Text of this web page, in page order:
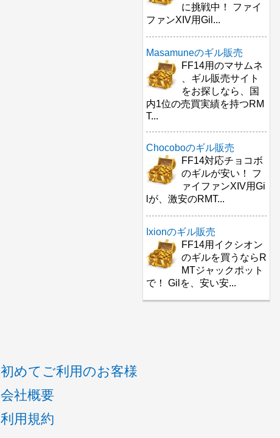
に挑戦中！ ファイ
ファンXIV用Gil...
Masamuneのギル販売
FF14用のマサムネ
、ギル販売サイト
をお探しなら、国
内1位の売買実績を持つRM
T...
Chocoboのギル販売
FF14対応チョコボ
のギルが安い！ フ
ァイファンXIV用Gi
lが、激安のRMT...
Ixionのギル販売
FF14用イクシオン
のギルを買うならR
MTジャックポット
で！ Gilを、安い安...
初めてご利用のお客様
会社概要
利用規約